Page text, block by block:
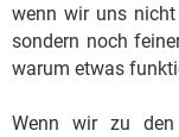
wenn wir uns nicht
sondern noch
warum etwas
Wenn wir zu den